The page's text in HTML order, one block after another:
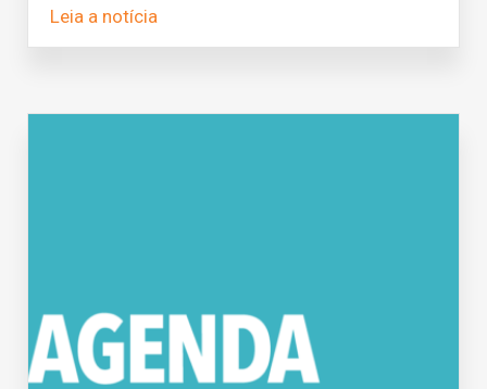
Leia a notícia